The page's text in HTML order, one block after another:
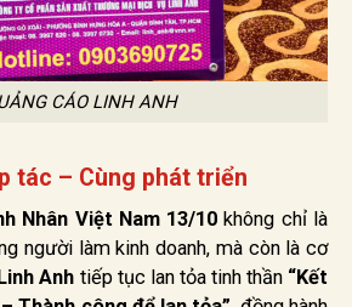
CÁO LINH ANH
tác – Cùng phát triển
Nhân Việt Nam 13/10 không chỉ là
người làm kinh doanh, mà còn là cơ
Anh tiếp tục lan tỏa tinh thần “Kết